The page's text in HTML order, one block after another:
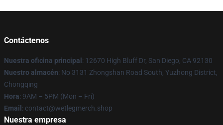
Contáctenos
Nuestra oficina principal : 12670 High Bluff Dr, San Diego, CA 92130
Nuestro almacén: No 3131 Zhongshan Road South, Yuzhong District,
Chongqing
Hora: 9AM – 5PM (Mon – Fri)
Email : contact@wetlegmerch.shop
Nuestra empresa